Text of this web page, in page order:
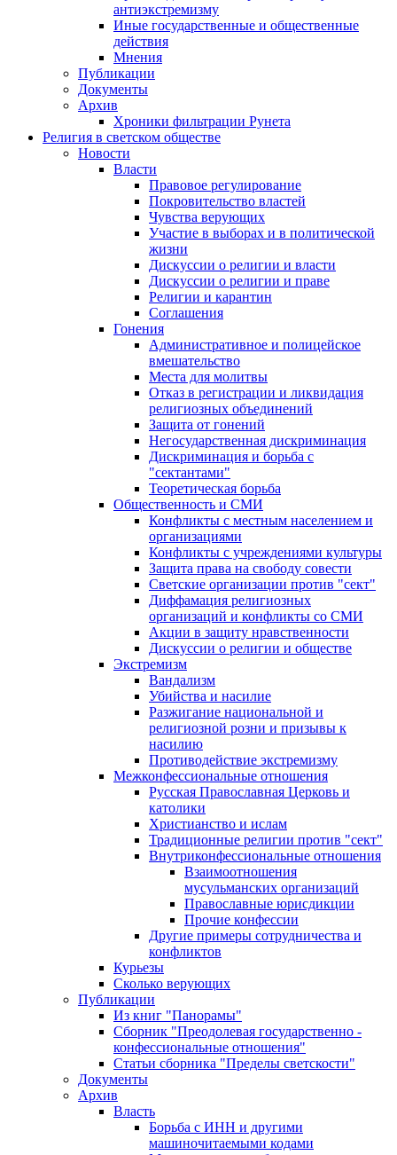
антиэкстремизму
Иные государственные и общественные
действия
Мнения
Публикации
Документы
Архив
Хроники фильтрации Рунета
Религия в светском обществе
Новости
Власти
Правовое регулирование
Покровительство властей
Чувства верующих
Участие в выборах и в политической
жизни
Дискуссии о религии и власти
Дискуссии о религии и праве
Религии и карантин
Соглашения
Гонения
Административное и полицейское
вмешательство
Места для молитвы
Отказ в регистрации и ликвидация
религиозных объединений
Защита от гонений
Негосударственная дискриминация
Дискриминация и борьба с
"сектантами"
Теоретическая борьба
Общественность и СМИ
Конфликты с местным населением и
организациями
Конфликты с учреждениями культуры
Защита права на свободу совести
Светские организации против "сект"
Диффамация религиозных
организаций и конфликты со СМИ
Акции в защиту нравственности
Дискуссии о религии и обществе
Экстремизм
Вандализм
Убийства и насилие
Разжигание национальной и
религиозной розни и призывы к
насилию
Противодействие экстремизму
Межконфессиональные отношения
Русская Православная Церковь и
католики
Христианство и ислам
Традиционные религии против "сект"
Внутриконфессиональные отношения
Взаимоотношения
мусульманских организаций
Православные юрисдикции
Прочие конфессии
Другие примеры сотрудничества и
конфликтов
Курьезы
Сколько верующих
Публикации
Из книг "Панорамы"
Сборник "Преодолевая государственно -
конфессиональные отношения"
Статьи сборника "Пределы светскости"
Документы
Архив
Власть
Борьба с ИНН и другими
машиночитаемыми кодами